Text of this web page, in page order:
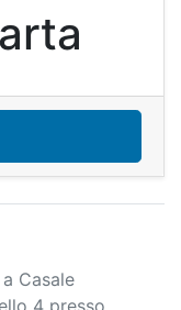
Casale
4 presso